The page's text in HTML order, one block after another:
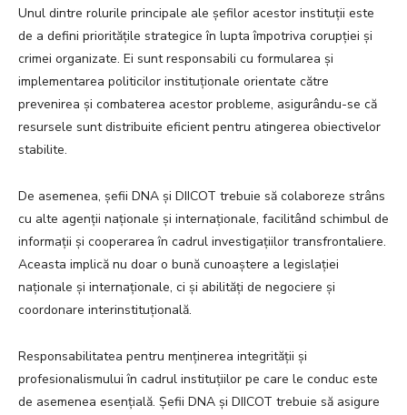
Unul dintre rolurile principale ale șefilor acestor instituții este
de a defini prioritățile strategice în lupta împotriva corupției și
crimei organizate. Ei sunt responsabili cu formularea și
implementarea politicilor instituționale orientate către
prevenirea și combaterea acestor probleme, asigurându-se că
resursele sunt distribuite eficient pentru atingerea obiectivelor
stabilite.
De asemenea, șefii DNA și DIICOT trebuie să colaboreze strâns
cu alte agenții naționale și internaționale, facilitând schimbul de
informații și cooperarea în cadrul investigațiilor transfrontaliere.
Aceasta implică nu doar o bună cunoaștere a legislației
naționale și internaționale, ci și abilități de negociere și
coordonare interinstituțională.
Responsabilitatea pentru menținerea integrității și
profesionalismului în cadrul instituțiilor pe care le conduc este
de asemenea esențială. Șefii DNA și DIICOT trebuie să asigure